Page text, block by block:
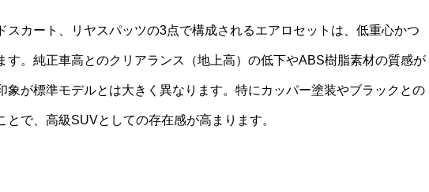
スカート、リヤスパッツの3点で構成されるエアロセットは、低重心かつ
す。純正車高とのクリアランス（地上高）の低下やABS樹脂素材の質感が
象が標準モデルとは大きく異なります。特にカッパー塗装やブラックとの
とで、高級SUVとしての存在感が高まります。